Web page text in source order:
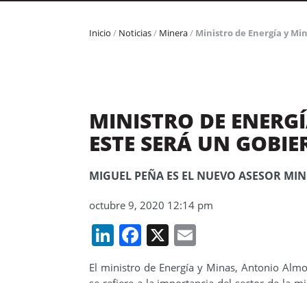
Inicio / Noticias/ Minera/ Ministro de Energía y
MINISTRO DE
ESTE SERÁ UN
MIGUEL PEÑA ES EL NUEVO ASESOR
octubre 9, 2020 12:14 pm
LinkedIn
Facebook
X
El ministro de Energía y Minas, Antonio